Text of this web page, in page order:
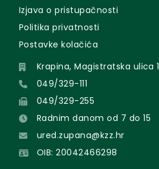
Izjava o pristupačnosti
Politika privatnosti
Postavke kolačića
Krapina, Magistratska ulica 1
049/329-111
049/329-255
Radnim danom od 7 do 15
ured.zupana@kzz.hr
OIB: 20042466298